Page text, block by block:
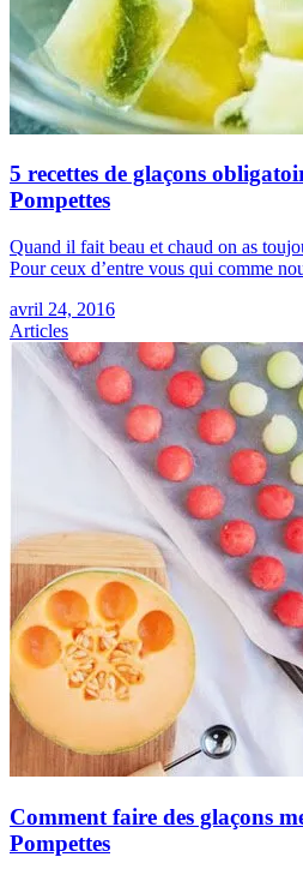
5 recettes de glaçons
Pompettes
Quand il fait beau et chaud on as
Pour ceux d’entre vous qui comme
avril 24, 2016
Articles
Comment faire des glaçons
Pompettes